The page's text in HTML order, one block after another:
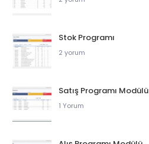
Stok Programı
2 yorum
Satış Programı Modülü
1 Yorum